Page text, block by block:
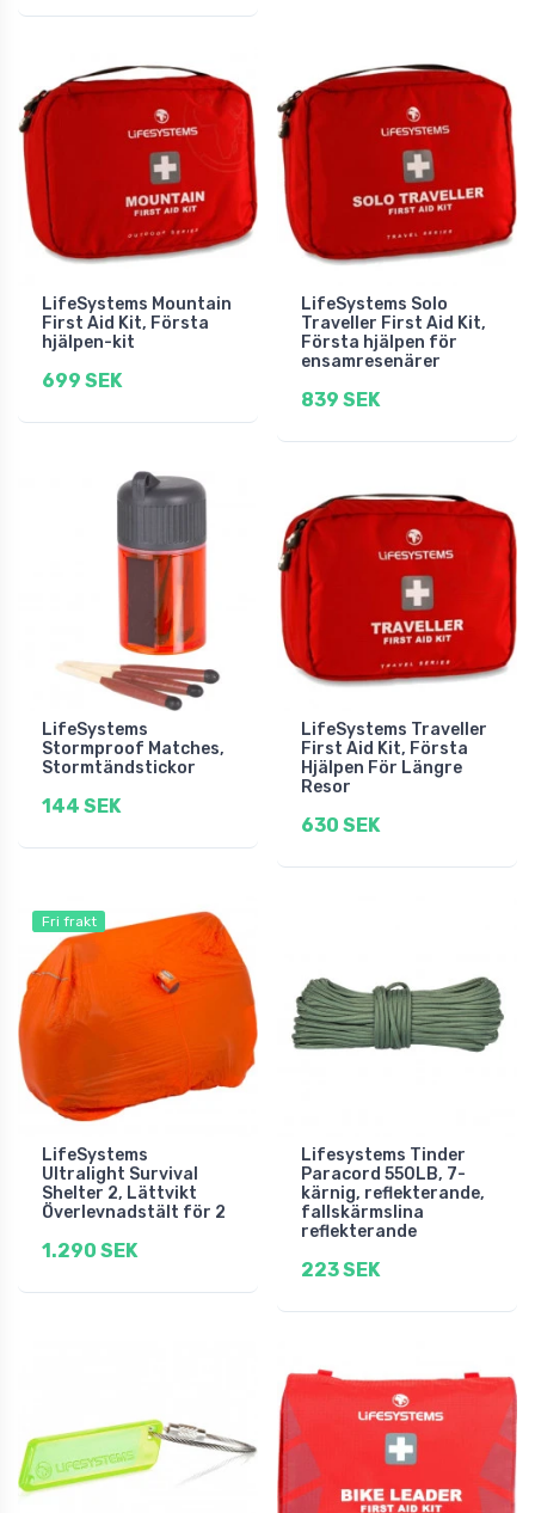
LifeSystems Mountain
First Aid Kit, Första
hjälpen-kit
699 SEK
LifeSystems Solo
Traveller First Aid Kit,
Första hjälpen för
ensamresenärer
839 SEK
LifeSystems
Stormproof Matches,
Stormtändstickor
144 SEK
LifeSystems Traveller
First Aid Kit, Första
Hjälpen För Längre
Resor
630 SEK
Fri frakt
LifeSystems
Ultralight Survival
Shelter 2, Lättvikt
Överlevnadstält för 2
1.290 SEK
Lifesystems Tinder
Paracord 550LB, 7-
kärnig, reflekterande,
fallskärmslina
reflekterande
223 SEK